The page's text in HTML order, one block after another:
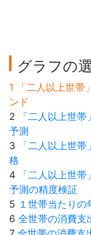
グラフの
1 「二人以上世帯
ンド
2
「二人以上世
予測
3
「二人以上世
格
4
「二人以上世
予測の精度検証
5 １世帯当たり
6 全世帯の消費支